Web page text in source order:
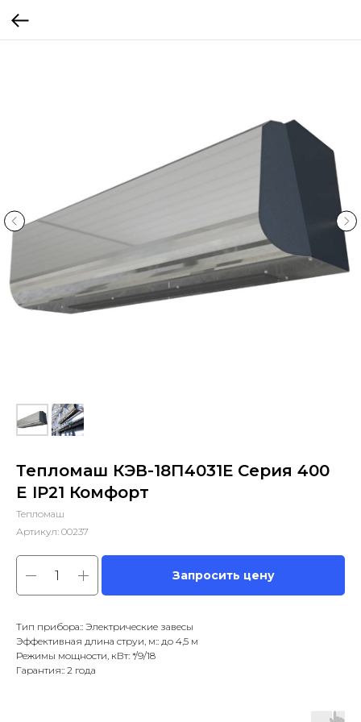
Тепломаш КЭВ-18П4031Е Серия 400
E IP21 Комфорт
Тепломаш
Артикул: 00237
Запросить цену
Тип прибора:: Электрические завесы
Эффективная длина струи, м:: до 4,5 м
Режимы мощности, кВт: */9/18
Гарантия:: 2 года